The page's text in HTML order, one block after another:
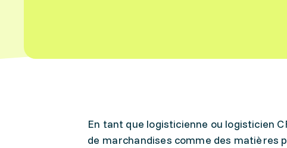
En tant que logisticienne ou logisticien
de marchandises comme des matières